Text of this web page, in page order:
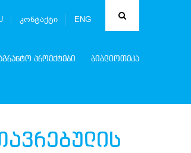
ENG
კონტაქტი
პროექტები ბიბლიოთეკა